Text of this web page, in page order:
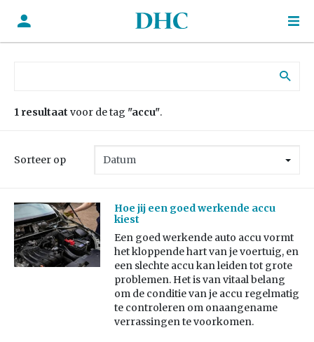
1 resultaat voor de tag "accu".
Sorteer op
Hoe jij een goed werkende accu
kiest
Een goed werkende auto accu vormt
het kloppende hart van je voertuig, en
een slechte accu kan leiden tot grote
problemen. Het is van vitaal belang
om de conditie van je accu regelmatig
te controleren om onaangename
verrassingen te voorkomen.